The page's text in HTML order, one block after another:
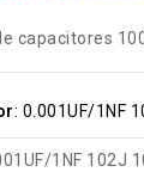
capacitores
: 0.001UF/1NF